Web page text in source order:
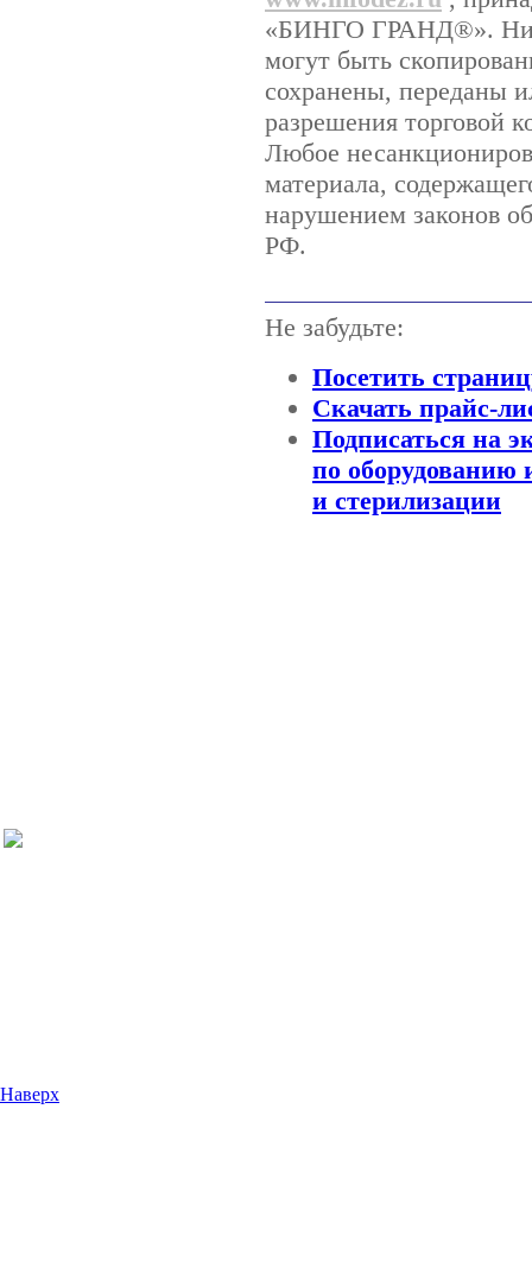
«БИНГО ГРАНД®».
могут быть
сохранены, переданы
разрешения
Любое
материала,
нарушением законов
РФ.
Не забудьте:
Посетить
Скачать прайс-
Подписаться на
по оборудованию
и стерилизации
Наверх